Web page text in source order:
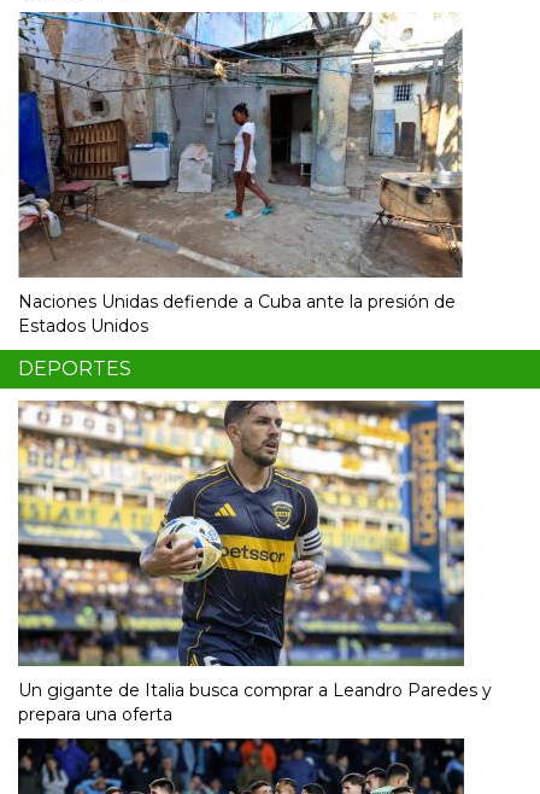
Naciones Unidas defiende a Cuba ante la presión de
Estados Unidos
DEPORTES
Un gigante de Italia busca comprar a Leandro Paredes y
prepara una oferta